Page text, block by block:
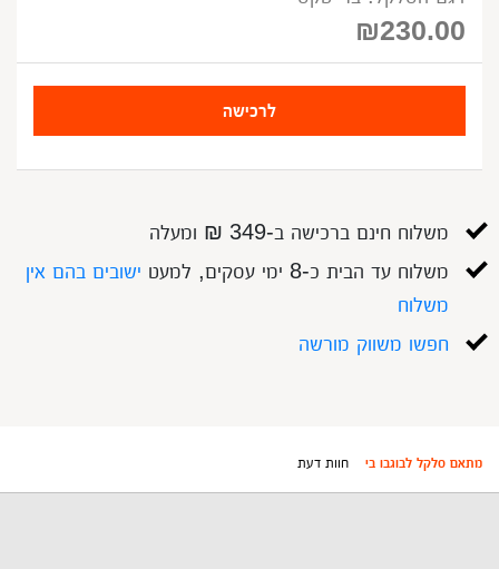
₪230.00
לרכישה
משלוח חינם ברכישה ב-349 ₪ ומעלה
משלוח עד הבית כ-8 ימי עסקים, למעט
ישובים בהם אין
משלוח
חפשו משווק מורשה
מתאם סלקל לבוגבו בי חוות דעת